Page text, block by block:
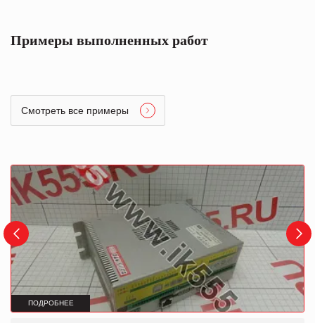
Примеры выполненных работ
Смотреть все примеры
ПОДРОБНЕЕ